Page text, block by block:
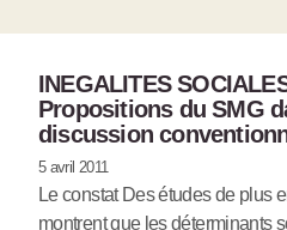
INEGALITES
Propositions du SMG
discussion
5 avril 2011
Le constat Des études de plus
montrent que les déterminants